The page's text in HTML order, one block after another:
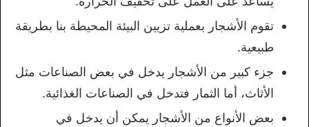
تقوم الأشجار بعملية تزيين البيئة المحيطة بنا بطريقة
طبيعية.
جزء كبير من الأشجار يدخل في بعض الصناعات مثل
الأثاث، أما الثمار فتدخل في الصناعات الغذائية.
بعض الأنواع من الأشجار يمكن أن يدخل في